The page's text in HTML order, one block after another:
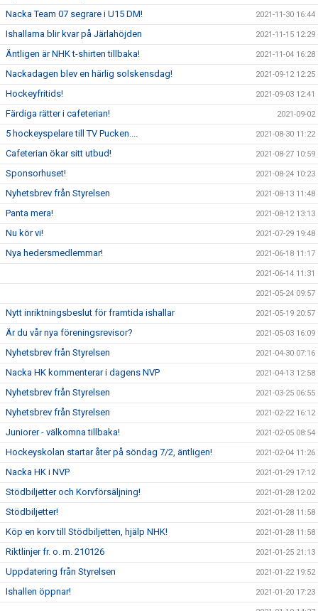
Nacka Team 07 segrare i U15 DM! 2021-11-30 16:44
Ishallarna blir kvar på Järlahöjden 2021-11-15 12:29
Äntligen är NHK t-shirten tillbaka! 2021-11-04 16:28
Nackadagen blev en härlig solskensdag! 2021-09-12 12:25
Hockeyfritids! 2021-09-03 12:41
Färdiga rätter i cafeterian! 2021-09-02
5 hockeyspelare till TV Pucken.... 2021-08-30 11:22
Cafeterian ökar sitt utbud! 2021-08-27 10:59
Sponsorhuset! 2021-08-24 10:23
Nyhetsbrev från Styrelsen 2021-08-13 11:48
Panta mera! 2021-08-12 13:13
Nu kör vi! 2021-07-29 19:48
Nya hedersmedlemmar! 2021-06-18 11:17
2021-06-14 11:31
2021-05-24 09:57
Nytt inriktningsbeslut för framtida ishallar 2021-05-19 20:57
Är du vår nya föreningsrevisor? 2021-05-03 16:09
Nyhetsbrev från Styrelsen 2021-04-30 07:16
Nacka HK kommenterar i dagens NVP 2021-04-13 12:58
Nyhetsbrev från Styrelsen 2021-03-25 06:55
Nyhetsbrev från Styrelsen 2021-02-22 16:12
Juniorer - välkomna tillbaka! 2021-02-05 08:54
Hockeyskolan startar åter på söndag 7/2, äntligen! 2021-02-04 11:26
Nacka HK i NVP 2021-01-29 17:12
Stödbiljetter och Korvförsäljning! 2021-01-28 12:02
Stödbiljetter! 2021-01-28 11:58
Köp en korv till Stödbiljetten, hjälp NHK! 2021-01-28 11:58
Riktlinjer fr. o. m. 210126 2021-01-25 21:13
Uppdatering från Styrelsen 2021-01-22 19:52
Ishallen öppnar! 2021-01-20 17:23